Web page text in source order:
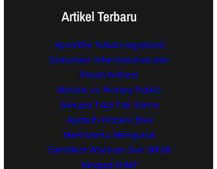
Artikel Terbaru
Apostille: Solusi Legalisasi
Dokumen Internasional dan
Peran Notaris
Notaris vs. Notary Public:
Serupa Tapi Tak Sama
Apakah Notaris Bisa
Membantu Mengurus
Sertifikat Warisan Dari SHGB
Hingga SHM?